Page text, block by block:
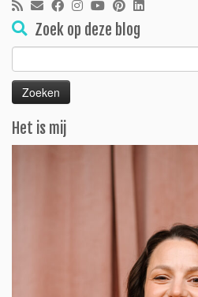
Zoek op deze blog
naar:
Het is mij